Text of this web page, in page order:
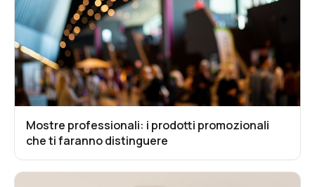
Mostre professionali: i prodotti promozionali
che ti faranno distinguere